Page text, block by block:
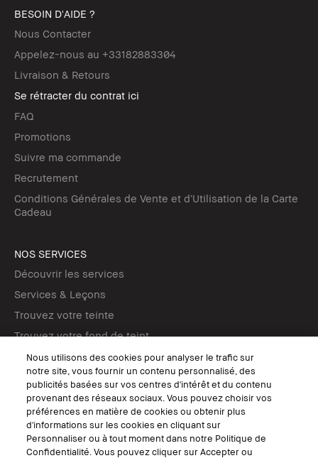
BESOIN D'AIDE ?
Nous Contacter
Appelez-nous au +33182883304
Livraison & Retours
Se rétracter du contrat ici
FAQ
Promotions
Suivre ma commande
Recrutement
Conditions Générales de Vente et d’Utilisation de la Carte
Cadeau
NOS SERVICES
Découvrir les services
Services & Leçons
Trouvez votre teinte
Trouvez votre fond de teint
Tutos maquillage
SUIVEZ-NOUS
Nous utilisons des cookies pour analyser le trafic sur
notre site, vous fournir un contenu personnalisé, des
publicités basées sur vos centres d'intérêt et du contenu
provenant des réseaux sociaux. Vous pouvez choisir vos
préférences en matière de cookies ou obtenir plus
d'informations sur les cookies en cliquant sur
Personnaliser ou à tout moment dans notre Politique de
Confidentialité. Vous pouvez cliquer sur Accepter ou